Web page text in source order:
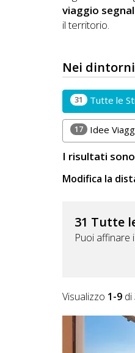
CODICE
Video
Tutorial
Lavora
viaggio
il territorio.
Nei
31 Tutte le
17 Idee
I risultati
Modifica la
31 Tutte
Puoi affinare
Visualizzo 1-9 di